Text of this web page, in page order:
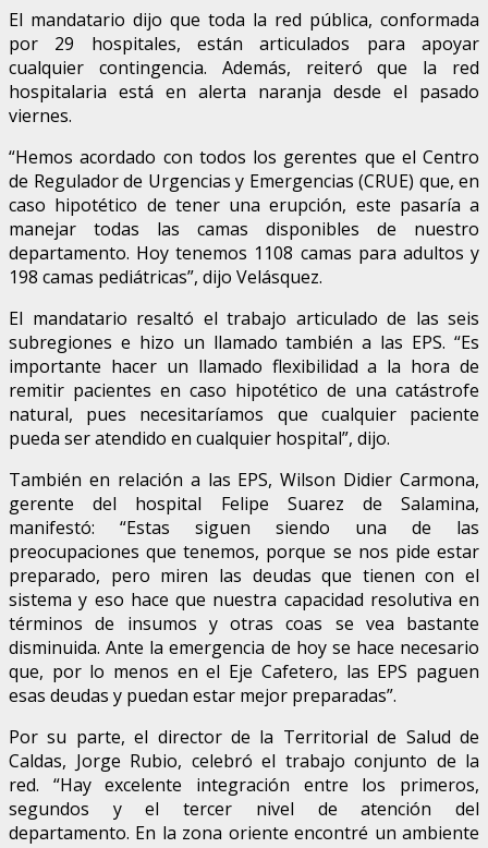
El mandatario dijo que toda la red pública, conformada
por 29 hospitales, están articulados para apoyar
cualquier contingencia. Además, reiteró que la red
hospitalaria está en alerta naranja desde el pasado
viernes.
“Hemos acordado con todos los gerentes que el Centro
de Regulador de Urgencias y Emergencias (CRUE) que, en
caso hipotético de tener una erupción, este pasaría a
manejar todas las camas disponibles de nuestro
departamento. Hoy tenemos 1108 camas para adultos y
198 camas pediátricas”, dijo Velásquez.
El mandatario resaltó el trabajo articulado de las seis
subregiones e hizo un llamado también a las EPS. “Es
importante hacer un llamado flexibilidad a la hora de
remitir pacientes en caso hipotético de una catástrofe
natural, pues necesitaríamos que cualquier paciente
pueda ser atendido en cualquier hospital”, dijo.
También en relación a las EPS, Wilson Didier Carmona,
gerente del hospital Felipe Suarez de Salamina,
manifestó: “Estas siguen siendo una de las
preocupaciones que tenemos, porque se nos pide estar
preparado, pero miren las deudas que tienen con el
sistema y eso hace que nuestra capacidad resolutiva en
términos de insumos y otras coas se vea bastante
disminuida. Ante la emergencia de hoy se hace necesario
que, por lo menos en el Eje Cafetero, las EPS paguen
esas deudas y puedan estar mejor preparadas”.
Por su parte, el director de la Territorial de Salud de
Caldas, Jorge Rubio, celebró el trabajo conjunto de la
red. “Hay excelente integración entre los primeros,
segundos y el tercer nivel de atención del
departamento. En la zona oriente encontré un ambiente